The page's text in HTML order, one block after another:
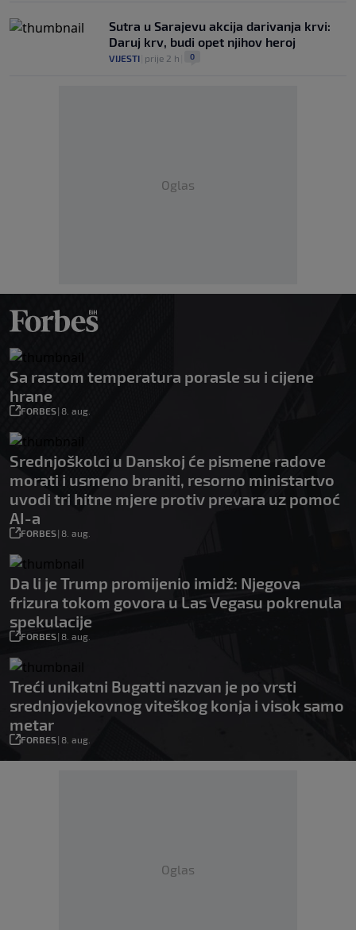
Sutra u Sarajevu akcija darivanja krvi:
Daruj krv, budi opet njihov heroj
VIJESTI prije 2 h 0
Oglas
Sa rastom temperatura porasle su i cijene
hrane
FORBES| 8. aug.
Srednjoškolci u Danskoj će pismene radove
morati i usmeno braniti, resorno ministartvo
uvodi tri hitne mjere protiv prevara uz pomoć
AI-a
FORBES| 8. aug.
Da li je Trump promijenio imidž: Njegova
frizura tokom govora u Las Vegasu pokrenula
spekulacije
FORBES| 8. aug.
Treći unikatni Bugatti nazvan je po vrsti
srednjovjekovnog viteškog konja i visok samo
metar
FORBES| 8. aug.
Oglas